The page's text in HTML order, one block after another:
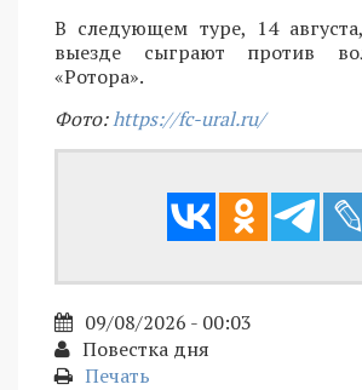
В следующем туре, 14
выезде сыграют против
«Ротора».
Фото:https://fc-ural.ru/
09/08/2026 - 00:03
Повестка дня
Печать